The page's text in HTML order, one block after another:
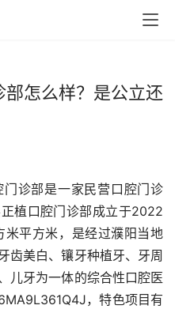
怎么样？是公立还
诊部是一家民营口腔门诊
植口腔门诊部成立于2022
平方米，是经过濮阳当地
齿美白、镶牙种植牙、牙周
儿牙为一体的综合性口腔医
，特色项目有